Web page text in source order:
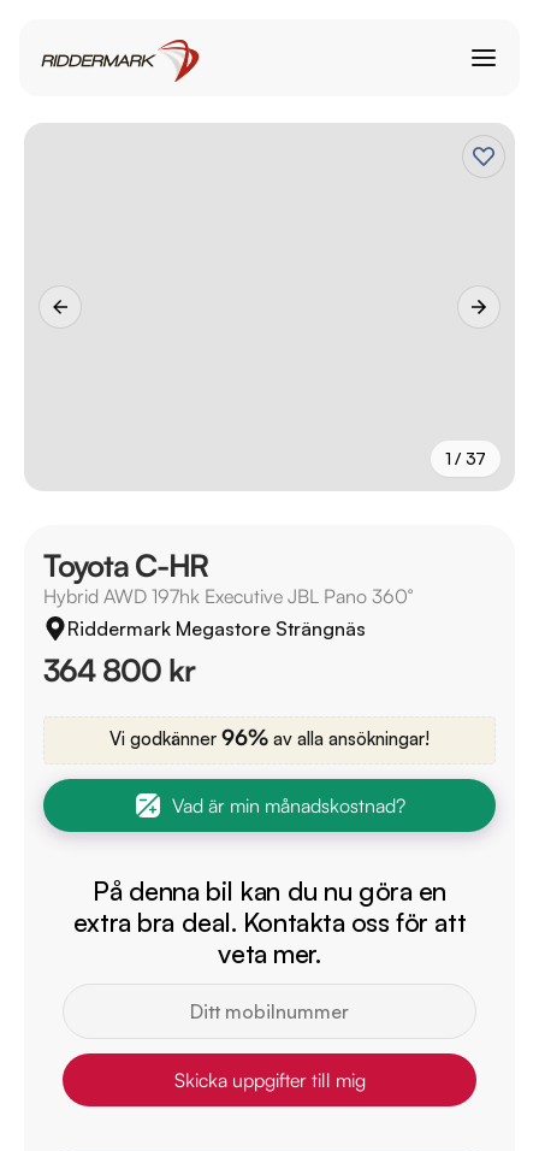
1 / 37
Toyota C-HR
Hybrid AWD 197hk Executive JBL Pano 360°
Riddermark Megastore Strängnäs
364 800 kr
Vi godkänner 96% av alla ansökningar!
Vad är min månadskostnad?
På denna bil kan du nu göra en
extra bra deal. Kontakta oss för att
veta mer.
Skicka uppgifter till mig